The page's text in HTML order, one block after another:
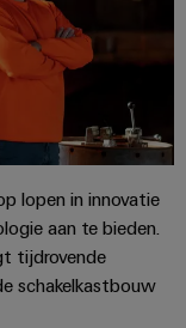
lopen in innovatie
aan te bieden.
tijdrovende
schakelkastbouw